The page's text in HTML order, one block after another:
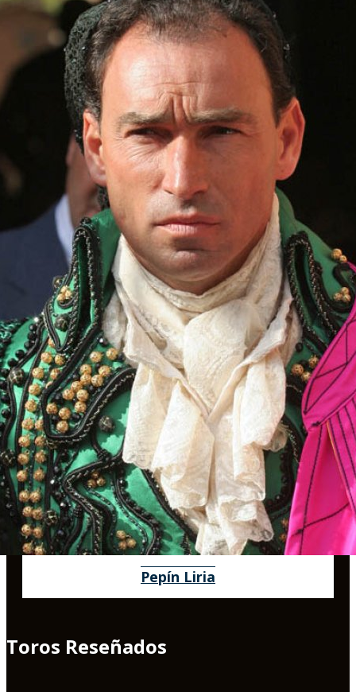
Pepín Liria
Toros Reseñados